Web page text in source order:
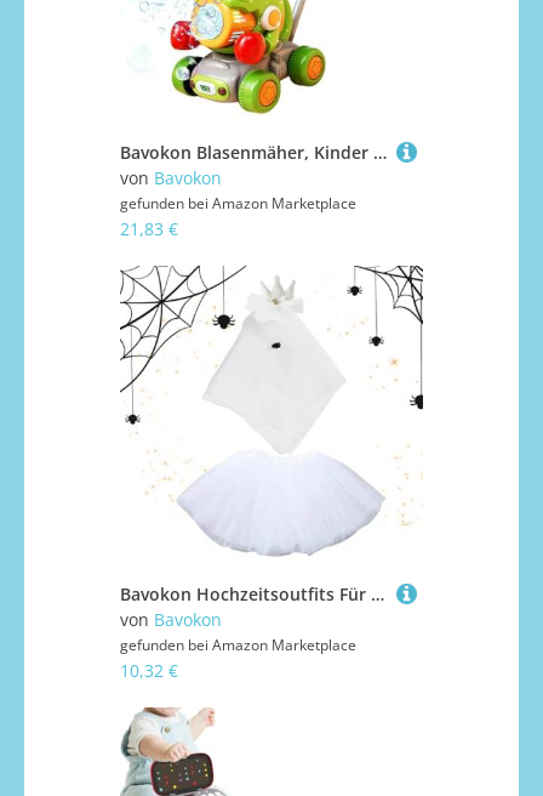
Bavokon Blasenmäher, Kinder Schiebespielzeug für Draußen & Garten, Motiv Unterhaltungsspielzeug Bläser Für Vorschulkinder Haus Spielzeit Junge Mädchen Ab 3 Jahren
von Bavokon
gefunden bei Amazon Marketplace
21,83 €
Bavokon Hochzeitsoutfits Für Gartengänse | Tierkostüm Partykleid Schleier,Gänse Weißes Zubehör Kostüm Ausstattung Als Dekoration Für Gartenbereich Vorbau Draußen Feiertag
von Bavokon
gefunden bei Amazon Marketplace
10,32 €